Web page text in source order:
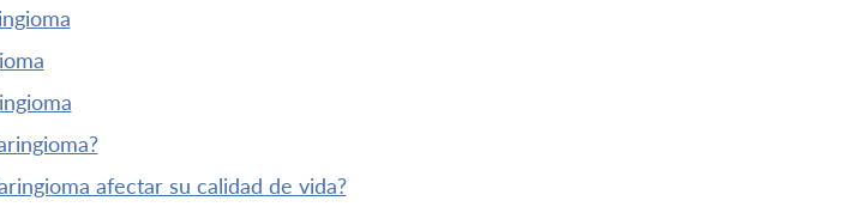
afectar su calidad de vida?